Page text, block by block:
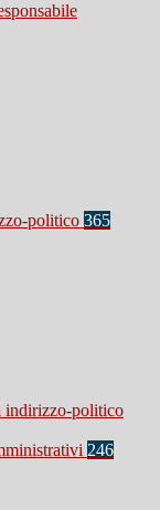
politico 365
indirizzo-politico
246